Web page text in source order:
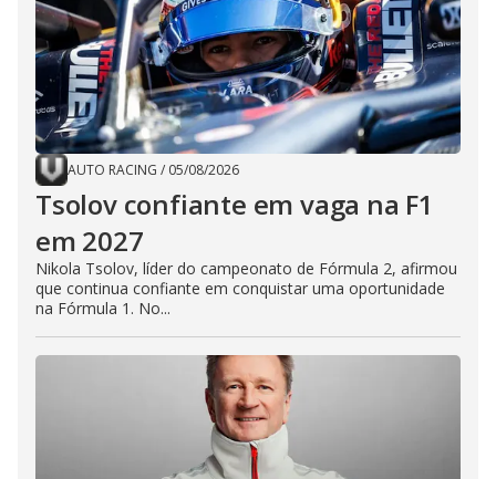
AUTO RACING / 05/08/2026
Tsolov confiante em vaga na F1
em 2027
Nikola Tsolov, líder do campeonato de Fórmula 2, afirmou
que continua confiante em conquistar uma oportunidade
na Fórmula 1. No...